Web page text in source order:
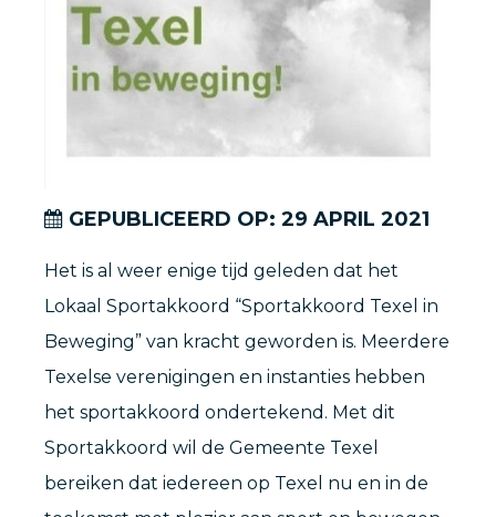
GEPUBLICEERD OP: 29 APRIL 2021
Het is al weer enige tijd geleden dat het
Lokaal Sportakkoord “Sportakkoord Texel in
Beweging” van kracht geworden is. Meerdere
Texelse verenigingen en instanties hebben
het sportakkoord ondertekend. Met dit
Sportakkoord wil de Gemeente Texel
bereiken dat iedereen op Texel nu en in de